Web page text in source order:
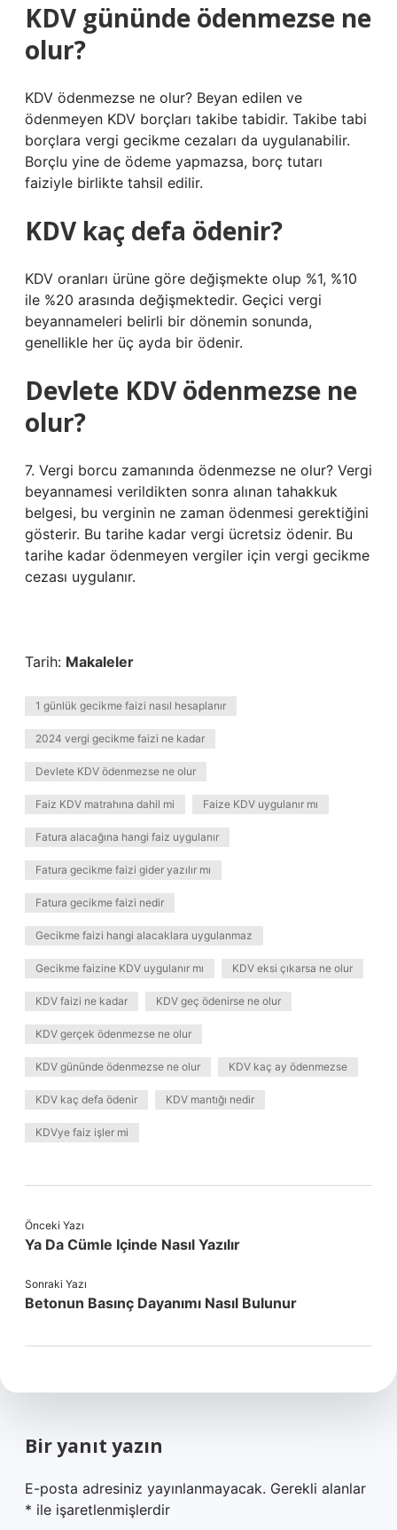
KDV gününde ödenmezse ne
olur?
KDV ödenmezse ne olur? Beyan edilen ve
ödenmeyen KDV borçları takibe tabidir. Takibe tabi
borçlara vergi gecikme cezaları da uygulanabilir.
Borçlu yine de ödeme yapmazsa, borç tutarı
faiziyle birlikte tahsil edilir.
KDV kaç defa ödenir?
KDV oranları ürüne göre değişmekte olup %1, %10
ile %20 arasında değişmektedir. Geçici vergi
beyannameleri belirli bir dönemin sonunda,
genellikle her üç ayda bir ödenir.
Devlete KDV ödenmezse ne
olur?
7. Vergi borcu zamanında ödenmezse ne olur? Vergi
beyannamesi verildikten sonra alınan tahakkuk
belgesi, bu verginin ne zaman ödenmesi gerektiğini
gösterir. Bu tarihe kadar vergi ücretsiz ödenir. Bu
tarihe kadar ödenmeyen vergiler için vergi gecikme
cezası uygulanır.
Tarih: Makaleler
1 günlük gecikme faizi nasıl hesaplanır
2024 vergi gecikme faizi ne kadar
Devlete KDV ödenmezse ne olur
Faiz KDV matrahına dahil mi Faize KDV uygulanır mı
Fatura alacağına hangi faiz uygulanır
Fatura gecikme faizi gider yazılır mı
Fatura gecikme faizi nedir
Gecikme faizi hangi alacaklara uygulanmaz
Gecikme faizine KDV uygulanır mı KDV eksi çıkarsa ne olur
KDV faizi ne kadar KDV geç ödenirse ne olur
KDV gerçek ödenmezse ne olur
KDV gününde ödenmezse ne olur KDV kaç ay ödenmezse
KDV kaç defa ödenir KDV mantığı nedir
KDVye faiz işler mi
Önceki Yazı
Ya Da Cümle Içinde Nasıl Yazılır
Sonraki Yazı
Betonun Basınç Dayanımı Nasıl Bulunur
Bir yanıt yazın
E-posta adresiniz yayınlanmayacak. Gerekli alanlar
* ile işaretlenmişlerdir